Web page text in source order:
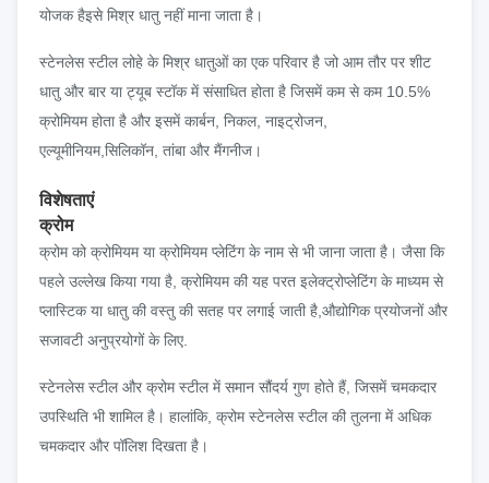
योजक हैइसे मिश्र धातु नहीं माना जाता है।
स्टेनलेस स्टील लोहे के मिश्र धातुओं का एक परिवार है जो आम तौर पर शीट
धातु और बार या ट्यूब स्टॉक में संसाधित होता है जिसमें कम से कम 10.5%
क्रोमियम होता है और इसमें कार्बन, निकल, नाइट्रोजन,
एल्यूमीनियम,सिलिकॉन, तांबा और मैंगनीज।
विशेषताएं
क्रोम
क्रोम को क्रोमियम या क्रोमियम प्लेटिंग के नाम से भी जाना जाता है। जैसा कि
पहले उल्लेख किया गया है, क्रोमियम की यह परत इलेक्ट्रोप्लेटिंग के माध्यम से
प्लास्टिक या धातु की वस्तु की सतह पर लगाई जाती है,औद्योगिक प्रयोजनों और
सजावटी अनुप्रयोगों के लिए.
स्टेनलेस स्टील और क्रोम स्टील में समान सौंदर्य गुण होते हैं, जिसमें चमकदार
उपस्थिति भी शामिल है। हालांकि, क्रोम स्टेनलेस स्टील की तुलना में अधिक
चमकदार और पॉलिश दिखता है।